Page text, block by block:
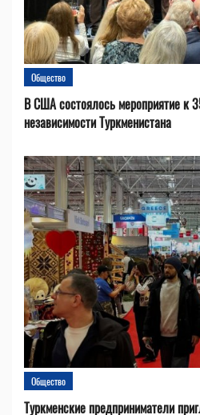
Общество
В США состоялось мероприятие к
независимости Туркменистана
Общество
Туркменские предприниматели